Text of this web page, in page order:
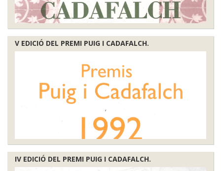
V EDICIÓ DEL PREMI PUIG I CADAFALCH.
IV EDICIÓ DEL PREMI PUIG I CADAFALCH.